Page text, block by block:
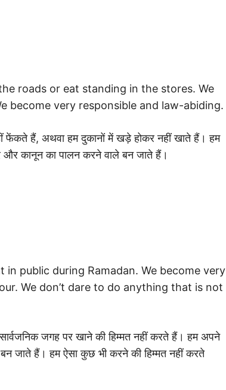
roads or eat standing in the stores. We
become very responsible and law-abiding.
फेंकते हैं, अथवा हम दुकानों में खड़े होकर नहीं खाते हैं। हम
और कानून का पालन करने वाले बन जाते हैं।
in public during Ramadan. We become very
We don’t dare to do anything that is not
जगह पर खाने की हिम्मत नहीं करते हैं। हम अपने
जाते हैं। हम ऐसा कुछ भी करने की हिम्मत नहीं करते